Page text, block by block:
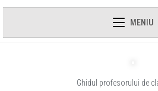
MENIU
Ghidul profesorului de